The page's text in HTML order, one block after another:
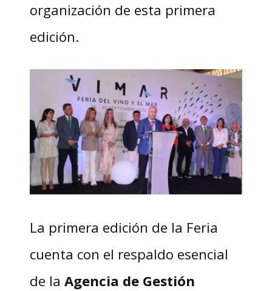
organización de esta primera
edición.
La primera edición de la Feria
cuenta con el respaldo esencial
de la Agencia de Gestión